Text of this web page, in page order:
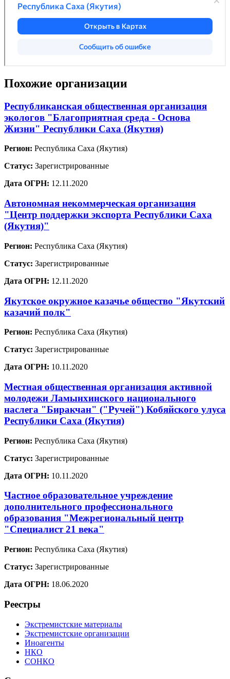
Похожие организации
Республиканская общественная организация
экологов "Благоприятная среда - Основа
Жизни" Республики Саха (Якутия)
Регион: Республика Саха (Якутия)
Статус: Зарегистрированные
Дата ОГРН: 12.11.2020
Автономная некоммерческая организация
"Центр поддержки экспорта Республики Саха
(Якутия)"
Регион: Республика Саха (Якутия)
Статус: Зарегистрированные
Дата ОГРН: 12.11.2020
Якутское окружное казачье общество "Якутский
казачий полк"
Регион: Республика Саха (Якутия)
Статус: Зарегистрированные
Дата ОГРН: 10.11.2020
Местная общественная организация активной
молодежи Ламынхинского национального
наслега "Биракчан" ("Ручей") Кобяйского улуса
Республики Саха (Якутия)
Регион: Республика Саха (Якутия)
Статус: Зарегистрированные
Дата ОГРН: 10.11.2020
Частное образовательное учреждение
дополнительного профессионального
образования "Межрегиональный центр
"Специалист 21 века"
Регион: Республика Саха (Якутия)
Статус: Зарегистрированные
Дата ОГРН: 18.06.2020
Реестры
Экстремистские материалы
Экстремистские организации
Иноагенты
НКО
СОНКО